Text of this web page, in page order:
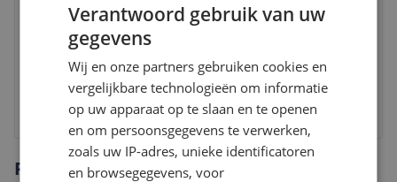
Gardena Combisystem-aanaarder -
3118-20
v.a. € 25,99
-7%
Bekijk product
Reviews
Verantwoord gebruik van uw
gegevens
Wij en onze partners gebruiken cookies en
vergelijkbare technologieën om informatie
op uw apparaat op te slaan en te openen
en om persoonsgegevens te verwerken,
zoals uw IP-adres, unieke identificatoren
en browsegegevens, voor